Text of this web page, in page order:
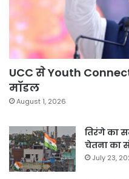
UCC से Youth
मॉडल
August 1, 2026
तिरंगे का
चेतना का
July 23,